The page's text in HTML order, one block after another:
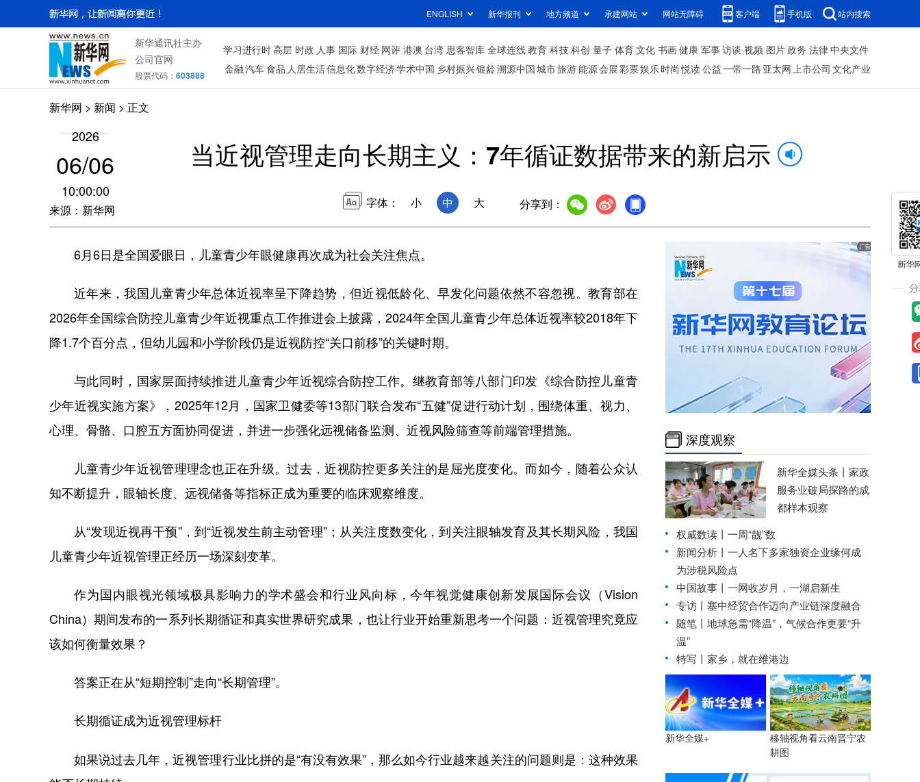
ENGLISH 新华报刊 地方频道 承建网站 网站无障碍 客户端 手机版 站内搜索
新华通讯社主办
公司官网
股票代码： 603888
学习进行时高层 时政 人事 国际 财经 网评 港澳 台湾 思客智库 全球连线教育 科技科创 量子 体育文化 书画健康 军事访谈 视频 图片政务 法律中央文件
金融汽车食品 人居生活信息化数字经济学术中国 乡村振兴银龄溯源中国城市旅游能源会展彩票娱乐时尚 悦读公益一带一路 亚太网上市公司 文化产业
新华网 > 新闻 > 正文
2026
06/06
10:00:00
来源：新华网
当近视管理走向长期主义：7年循证数据带来的新启示
字体： 小 中 大 分享到：
6月6日是全国爱眼日，儿童青少年眼健康再次成为社会关注焦点。
近年来，我国儿童青少年总体近视率呈下降趋势，但近视低龄化、早发化问题依然不容忽视。教育部在
2026年全国综合防控儿童青少年近视重点工作推进会上披露，2024年全国儿童青少年总体近视率较2018年下
降1.7个百分点，但幼儿园和小学阶段仍是近视防控“关口前移”的关键时期。
与此同时，国家层面持续推进儿童青少年近视综合防控工作。继教育部等八部门印发《综合防控儿童青
少年近视实施方案》，2025年12月，国家卫健委等13部门联合发布“五健”促进行动计划，围绕体重、视力、
心理、骨骼、口腔五方面协同促进，并进一步强化远视储备监测、近视风险筛查等前端管理措施。
儿童青少年近视管理理念也正在升级。过去，近视防控更多关注的是屈光度变化。而如今，随着公众认
知不断提升，眼轴长度、远视储备等指标正成为重要的临床观察维度。
从“发现近视再干预”，到“近视发生前主动管理”；从关注度数变化，到关注眼轴发育及其长期风险，我国
儿童青少年近视管理正经历一场深刻变革。
作为国内眼视光领域极具影响力的学术盛会和行业风向标，今年视觉健康创新发展国际会议（Vision
China）期间发布的一系列长期循证和真实世界研究成果，也让行业开始重新思考一个问题：近视管理究竟应
该如何衡量效果？
答案正在从“短期控制”走向“长期管理”。
长期循证成为近视管理标杆
如果说过去几年，近视管理行业比拼的是“有没有效果”，那么如今行业越来越关注的问题则是：这种效果
深度观察
新华全媒头条丨 家政
服务业破局探路的成
都样本观察
权威数读丨一周“靓”数
新闻分析丨一人名下多家独资企业缘何成
为涉税风险点
中国故事丨一网收岁月，一湖启新生
专访丨塞中经贸合作迈向产业链深度融合
随笔丨地球急需“降温”，气候合作更要“升
温”
特写丨家乡，就在维港边
新华全媒+
移轴视角看云南晋宁农
耕图